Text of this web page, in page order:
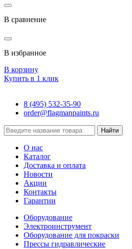
В сравнение
В избранное
В корзину
Купить в 1 клик
8 (495) 532-35-90
order@flagmanpaints.ru
Найти
О нас
Каталог
Доставка и оплата
Новости
Акции
Контакты
Гарантии
Оборудование
Электроинструмент
Оборудование для покраски
Прессы гидравлические